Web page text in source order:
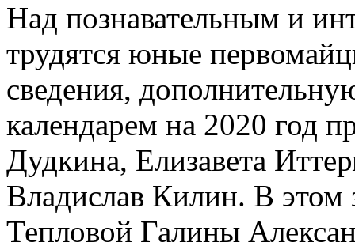
Над познавательным и
трудятся юные
сведения,
календарем на 2020 год
Дудкина, Елизавета
Владислав Килин. В этом
Тепловой Галины